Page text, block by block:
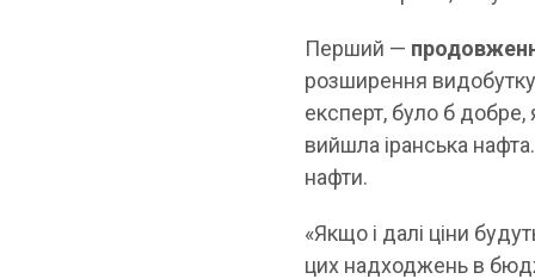
Перший —
розширення
експерт, було б
вийшла іранська
нафти.
«Якщо і далі ціни
цих надходжень в